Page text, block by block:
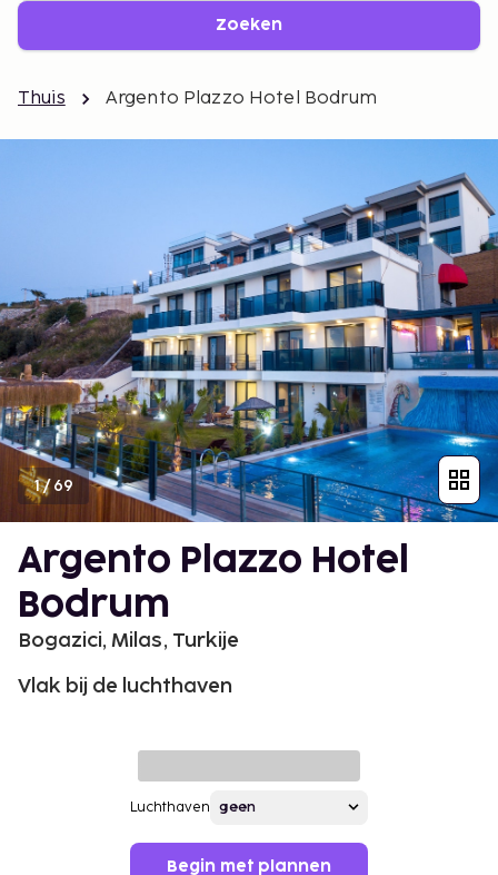
Zoeken
Thuis Argento Plazzo Hotel Bodrum
1/69
Argento Plazzo Hotel
Bodrum
Bogazici, Milas, Turkije
Vlak bij de luchthaven
Luchthaven
Begin met plannen